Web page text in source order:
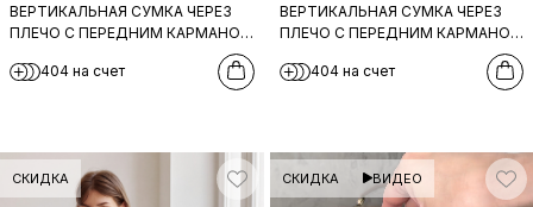
ВЕРТИКАЛЬНАЯ СУМКА ЧЕРЕЗ
ПЛЕЧО С ПЕРЕДНИМ КАРМАНОМ
БОРДОВОЙ КОЖИ
404 на счет
ВЕРТИКАЛЬНАЯ СУМКА ЧЕРЕЗ
ПЛЕЧО С ПЕРЕДНИМ КАРМАНОМ
КОРИЧНЕВОЙ КОЖИ
404 на счет
СКИДКА СКИДКА ВИДЕО